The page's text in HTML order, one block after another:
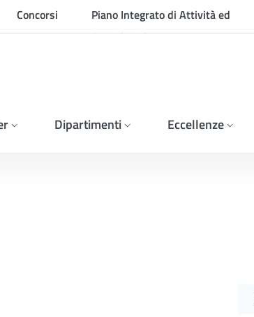
Concorsi
Piano Integrato di Attività ed
Organizzazione
Dipartimenti Eccellenze